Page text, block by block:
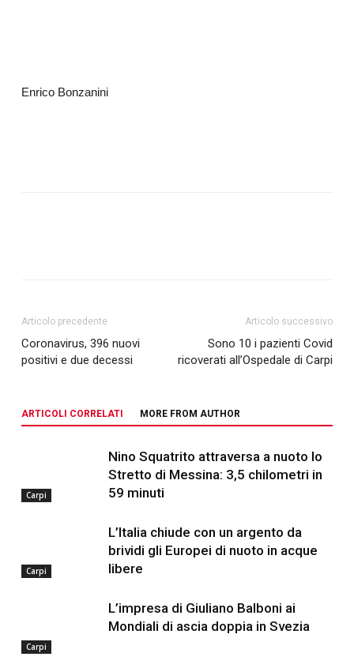
Enrico Bonzanini
Articolo precedente
Coronavirus, 396 nuovi
positivi e due decessi
Articolo successivo
Sono 10 i pazienti Covid
ricoverati all’Ospedale di Carpi
ARTICOLI CORRELATI MORE FROM AUTHOR
Carpi
Nino Squatrito attraversa a nuoto lo
Stretto di Messina: 3,5 chilometri in
59 minuti
Carpi
L’Italia chiude con un argento da
brividi gli Europei di nuoto in acque
libere
Carpi
L’impresa di Giuliano Balboni ai
Mondiali di ascia doppia in Svezia